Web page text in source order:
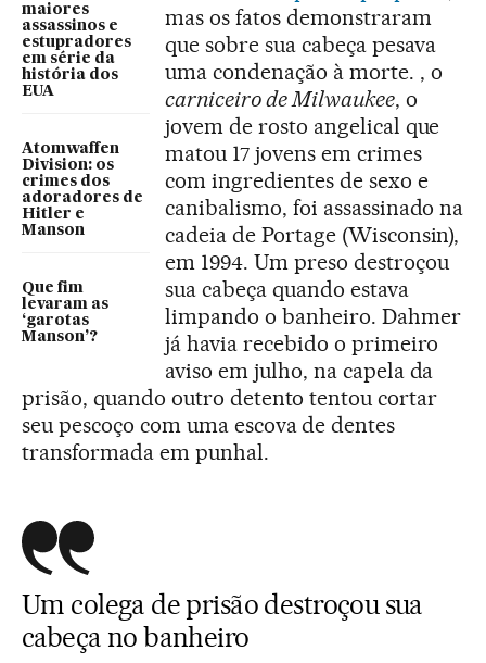
maiores
assassinos e
estupradores
em série da
história dos
EUA
Atomwaffen
Division: os
crimes dos
adoradores de
Hitler e
Manson
Que fim
levaram as
‘garotas
Manson’?
mas os fatos demonstraram
que sobre sua cabeça pesava
uma condenação à morte. , o
carniceiro de Milwaukee, o
jovem de rosto angelical que
matou 17 jovens em crimes
com ingredientes de sexo e
canibalismo, foi assassinado na
cadeia de Portage (Wisconsin),
em 1994. Um preso destroçou
sua cabeça quando estava
limpando o banheiro. Dahmer
já havia recebido o primeiro
aviso em julho, na capela da
prisão, quando outro detento tentou cortar
seu pescoço com uma escova de dentes
transformada em punhal.
Um colega de prisão destroçou sua
cabeça no banheiro